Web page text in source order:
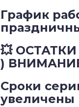
График
💥
)
Сроки
увеличены